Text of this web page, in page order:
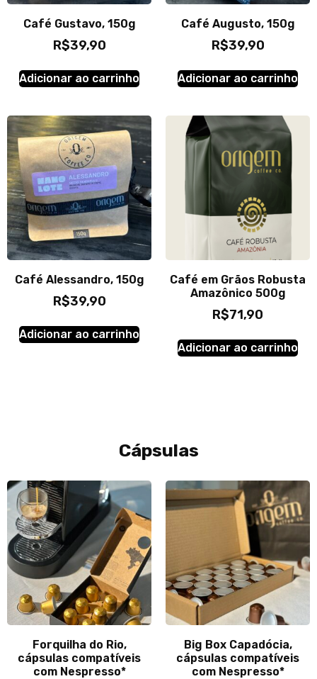
Café Gustavo, 150g
R$39,90
Adicionar ao carrinho
Café Augusto, 150g
R$39,90
Adicionar ao carrinho
Café Alessandro, 150g
R$39,90
Adicionar ao carrinho
Café em Grãos Robusta
Amazônico 500g
R$71,90
Adicionar ao carrinho
Cápsulas
Forquilha do Rio,
cápsulas compatíveis
com Nespresso*
Big Box Capadócia,
cápsulas compatíveis
com Nespresso*